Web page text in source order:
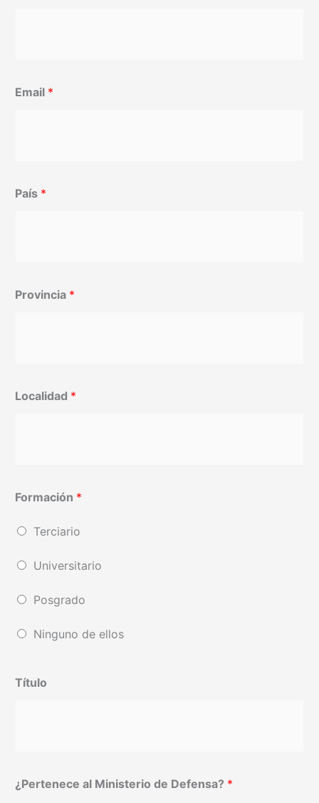
Email *
País *
Provincia *
Localidad *
Formación *
Terciario
Universitario
Posgrado
Ninguno de ellos
Título
¿Pertenece al Ministerio de Defensa? *